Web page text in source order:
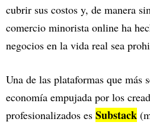
cubrir sus costos y, de manera
comercio minorista online ha
negocios en la vida real sea
Una de las plataformas que más
economía empujada por los
profesionalizados es Substack